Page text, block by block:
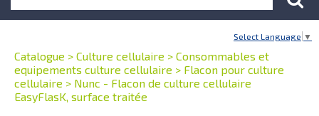
Select Language ▼
Catalogue > Culture cellulaire > Consommables et
equipements culture cellulaire > Flacon pour culture
cellulaire > Nunc - Flacon de culture cellulaire
EasyFlasK, surface traitée